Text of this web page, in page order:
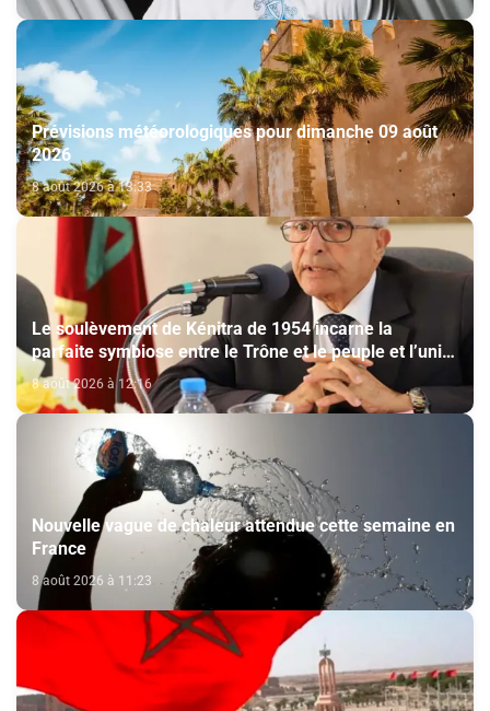
Prévisions météorologiques pour dimanche 09 août
2026
8 août 2026 à 13:33
Le soulèvement de Kénitra de 1954 incarne la
parfaite symbiose entre le Trône et le peuple et l’unité
de volonté et de destin (M. El Ktiri)
8 août 2026 à 12:16
Nouvelle vague de chaleur attendue cette semaine en
France
8 août 2026 à 11:23